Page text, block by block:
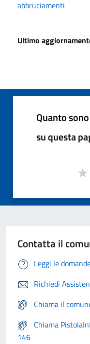
abbruciamenti
Ultimo
Quanto
su questa
Contatta il
Leggi le
Richiedi
Chiama il
Chiama
146